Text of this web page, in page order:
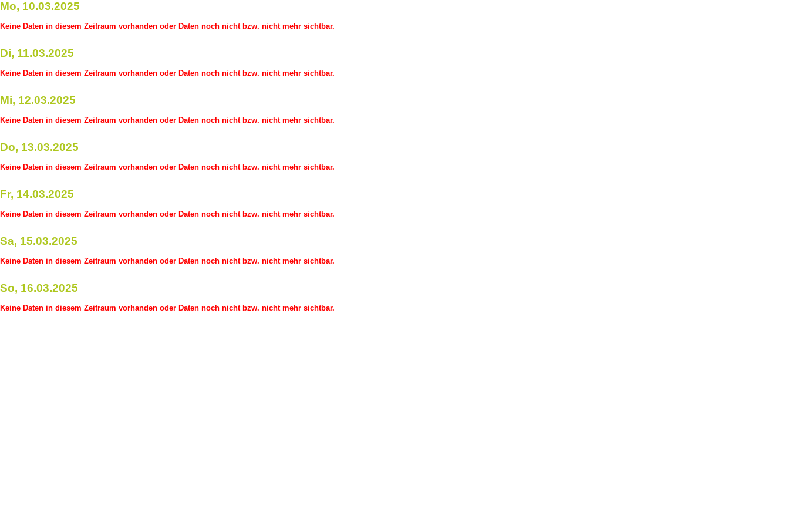
Mo, 10.03.2025
Keine Daten in diesem Zeitraum vorhanden oder Daten noch nicht bzw. nicht mehr sichtbar.
Di, 11.03.2025
Keine Daten in diesem Zeitraum vorhanden oder Daten noch nicht bzw. nicht mehr sichtbar.
Mi, 12.03.2025
Keine Daten in diesem Zeitraum vorhanden oder Daten noch nicht bzw. nicht mehr sichtbar.
Do, 13.03.2025
Keine Daten in diesem Zeitraum vorhanden oder Daten noch nicht bzw. nicht mehr sichtbar.
Fr, 14.03.2025
Keine Daten in diesem Zeitraum vorhanden oder Daten noch nicht bzw. nicht mehr sichtbar.
Sa, 15.03.2025
Keine Daten in diesem Zeitraum vorhanden oder Daten noch nicht bzw. nicht mehr sichtbar.
So, 16.03.2025
Keine Daten in diesem Zeitraum vorhanden oder Daten noch nicht bzw. nicht mehr sichtbar.